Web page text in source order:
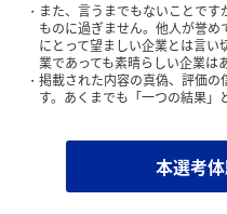
また、言うまでもないことで
ものに過ぎません。他人が誉
にとって望ましい企業とは言
業であっても素晴らしい企業は
掲載された内容の真偽、評価の
す。あくまでも「一つの結果」
本選考